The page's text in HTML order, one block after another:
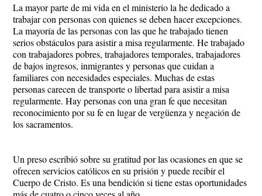
La mayor parte de mi vida en el ministerio la he dedicado a
trabajar con personas con quienes se deben hacer excepciones.
La mayoría de las personas con las que he trabajado tienen
serios obstáculos para asistir a misa regularmente. He trabajado
con trabajadores pobres, trabajadores temporales, trabajadores
de bajos ingresos, inmigrantes y personas que cuidan a
familiares con necesidades especiales. Muchas de estas
personas carecen de transporte o libertad para asistir a misa
regularmente. Hay personas con una gran fe que necesitan
reconocimiento por su fe en lugar de vergüenza y negación de
los sacramentos.
Un preso escribió sobre su gratitud por las ocasiones en que se
ofrecen servicios católicos en su prisión y puede recibir el
Cuerpo de Cristo. Es una bendición si tiene estas oportunidades